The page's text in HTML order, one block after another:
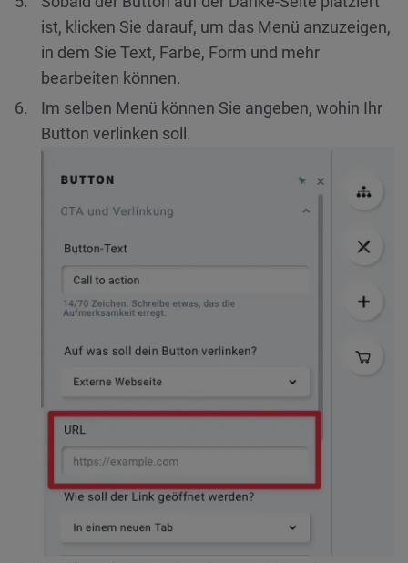
ist, klicken Sie darauf, um das Menü anzuzeigen,
in dem Sie Text, Farbe, Form und mehr
bearbeiten können.
Im selben Menü können Sie angeben, wohin Ihr
Button verlinken soll.